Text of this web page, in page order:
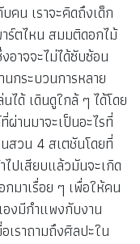
คน เราจะคิดถึงเด็ก
ร์ตไหน สมมติดอกไม้
อาจจะไม่ได้ซับซ้อน
กระบวนการหลาย
ได้ เดินดูใกล้ ๆ ได้โดย
ผ่านมาจะเป็นอะไรที่
สวน 4 สเตชันโดยที่
ไปเสียบแล้วมันจะเกิด
มาเรื่อย ๆ เพื่อให้คน
องมีกำแพงกับงาน
เราถามถึงศิลปะใน